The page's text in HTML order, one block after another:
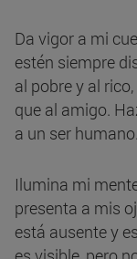
Da vigor a mi
estén siempre
al pobre y al
que al amigo.
a un ser humano.
Ilumina mi
presenta a mis
está ausente y